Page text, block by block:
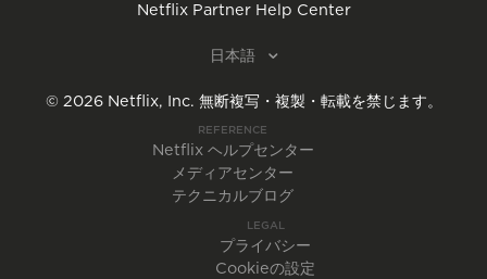
Netflix Partner Help Center
日本語
© 2026Netflix, Inc. 無断複写・複製・転載を禁じます。
REFERENCE
Netflix ヘルプセンター
メディアセンター
テクニカルブログ
LEGAL
プライバシー
Cookieの設定